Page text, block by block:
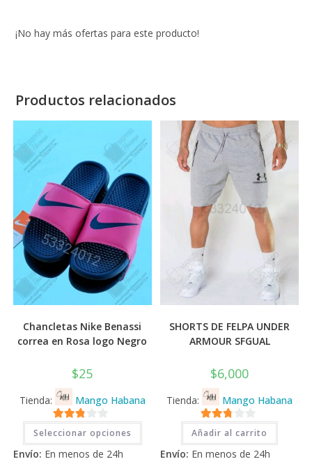
¡No hay más ofertas para este producto!
Productos relacionados
Chancletas Nike Benassi
correa en Rosa logo Negro
$25
Tienda: Mango Habana
2.71
de 5
Seleccionar opciones
Este
tiene
múltiples
Envío: En menos de 24h
SHORTS DE FELPA UNDER
ARMOUR SFGUAL
$6,000
Tienda: Mango Habana
2.71
de 5
Añadir al carrito
Envío: En menos de 24h